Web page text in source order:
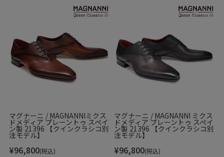
マグナーニ / MAGNANNIミクス
ドメディア プレーントゥ スペイ
ン製 21396 【クインクラシコ別
注モデル】
¥96,800(税込)
マグナーニ / MAGNANNI ミクス
ドメディア プレーントゥ スペイ
ン製 21396 【クインクラシコ別
注モデル】
¥96,800(税込)